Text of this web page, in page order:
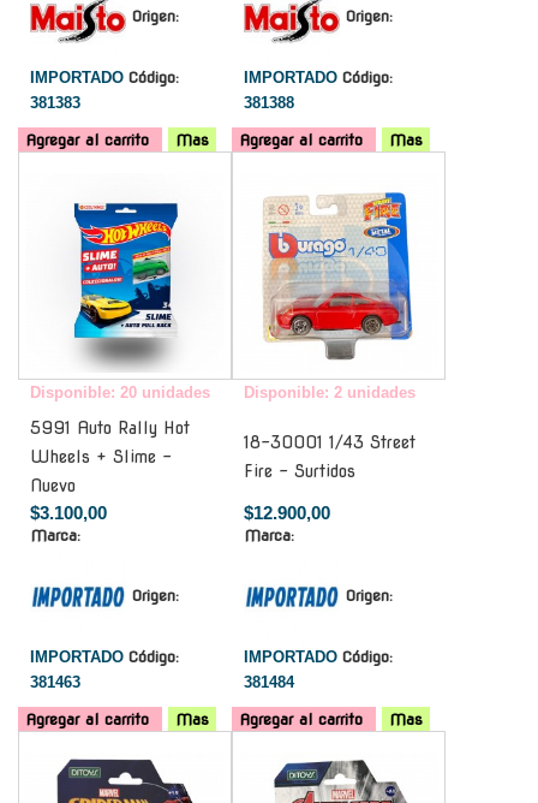
Origen:
IMPORTADO Código:
381383
Agregar al carrito Mas
Origen:
IMPORTADO Código:
381388
Agregar al carrito
Mas
Disponible: 20 unidades
5991 Auto Rally Hot
Wheels + Slime -
Nuevo
$3.100,00
Marca:
Origen:
IMPORTADO Código:
381463
Agregar al carrito Mas
Disponible: 2 unidades
18-30001 1/43 Street
Fire - Surtidos
$12.900,00
Marca:
Origen:
IMPORTADO Código:
381484
Agregar al carrito
Mas